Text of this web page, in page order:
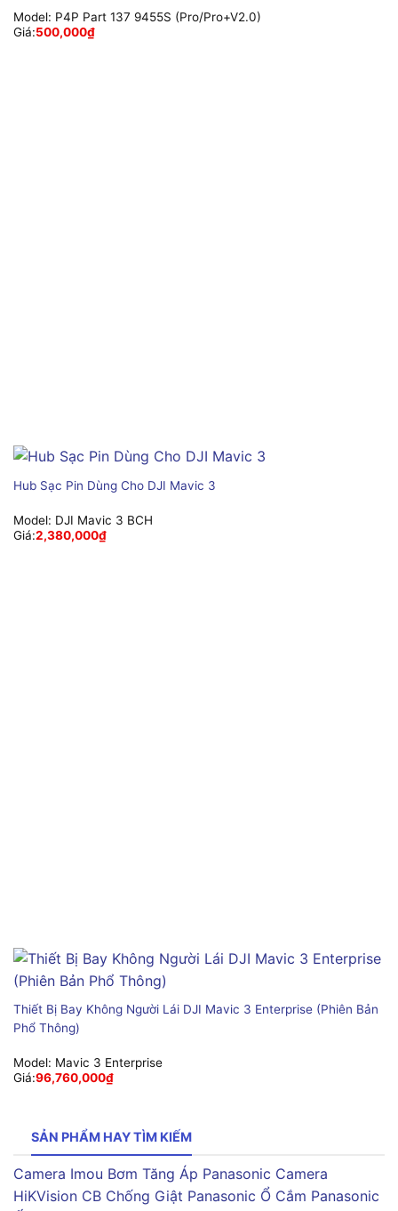
Model: P4P Part 137 9455S (Pro/Pro+V2.0)
Giá:500,000₫
Hub Sạc Pin Dùng Cho DJI Mavic 3
Model: DJI Mavic 3 BCH
Giá:2,380,000₫
Thiết Bị Bay Không Người Lái DJI Mavic 3 Enterprise (Phiên Bản
Phổ Thông)
Model: Mavic 3 Enterprise
Giá:96,760,000₫
SẢN PHẨM HAY TÌM KIẾM
Camera Imou Bơm Tăng Áp Panasonic Camera
HiKVision CB Chống Giật Panasonic Ổ Cắm Panasonic